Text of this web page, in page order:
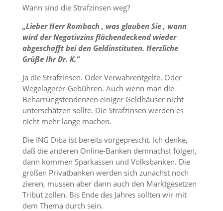
Wann sind die Strafzinsen weg?
„Lieber Herr Rombach , was glauben Sie , wann
wird der Negativzins flächendeckend wieder
abgeschafft bei den Geldinstituten. Herzliche
Grüße Ihr Dr. K.“
Ja die Strafzinsen. Oder Verwahrentgelte. Oder
Wegelagerer-Gebühren. Auch wenn man die
Beharrungstendenzen einiger Geldhäuser nicht
unterschätzen sollte. Die Strafzinsen werden es
nicht mehr lange machen.
Die ING Diba ist bereits vorgeprescht. Ich denke,
daß die anderen Online-Banken demnächst folgen,
dann kommen Sparkassen und Volksbanken. Die
großen Privatbanken werden sich zunächst noch
zieren, müssen aber dann auch den Marktgesetzen
Tribut zollen. Bis Ende des Jahres sollten wir mit
dem Thema durch sein.